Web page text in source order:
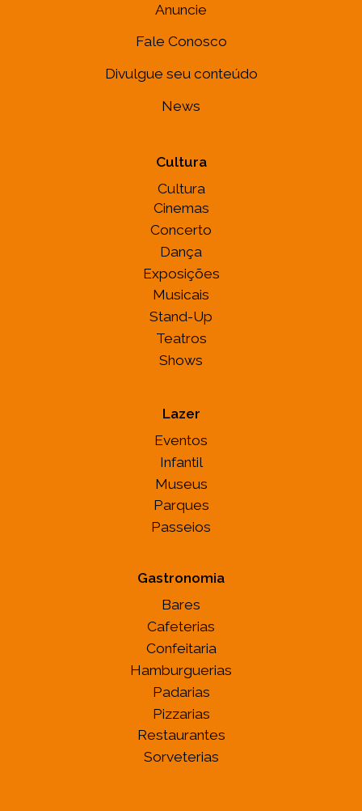
Anuncie
Fale Conosco
Divulgue seu conteúdo
News
Cultura
Cultura
Cinemas
Concerto
Dança
Exposições
Musicais
Stand-Up
Teatros
Shows
Lazer
Eventos
Infantil
Museus
Parques
Passeios
Gastronomia
Bares
Cafeterias
Confeitaria
Hamburguerias
Padarias
Pizzarias
Restaurantes
Sorveterias